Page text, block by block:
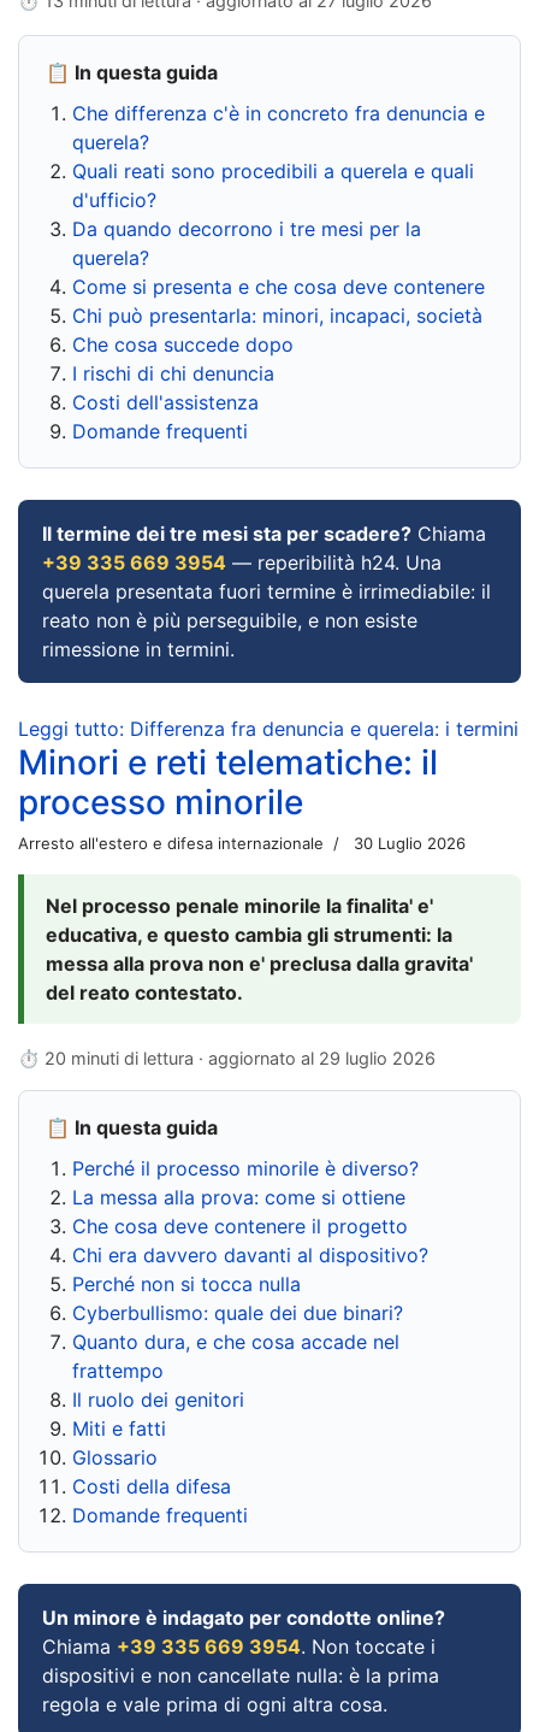
📋 In questa guida
Che differenza c'è in concreto fra denuncia e
querela?
Quali reati sono procedibili a querela e quali
d'ufficio?
Da quando decorrono i tre mesi per la
querela?
Come si presenta e che cosa deve contenere
Chi può presentarla: minori, incapaci, società
Che cosa succede dopo
I rischi di chi denuncia
Costi dell'assistenza
Domande frequenti
Il termine dei tre mesi sta per scadere? Chiama
+39 335 669 3954 — reperibilità h24. Una
querela presentata fuori termine è irrimediabile: il
reato non è più perseguibile, e non esiste
rimessione in termini.
Leggi tutto: Differenza fra denuncia e querela: i termini
Minori e reti telematiche: il
processo minorile
Arresto all'estero e difesa internazionale 30 Luglio 2026
Nel processo penale minorile la finalita' e'
educativa, e questo cambia gli strumenti: la
messa alla prova non e' preclusa dalla gravita'
del reato contestato.
⏱ 20 minuti di lettura · aggiornato al 29 luglio 2026
📋 In questa guida
Perché il processo minorile è diverso?
La messa alla prova: come si ottiene
Che cosa deve contenere il progetto
Chi era davvero davanti al dispositivo?
Perché non si tocca nulla
Cyberbullismo: quale dei due binari?
Quanto dura, e che cosa accade nel
frattempo
Il ruolo dei genitori
Miti e fatti
Glossario
Costi della difesa
Domande frequenti
Un minore è indagato per condotte online?
Chiama +39 335 669 3954. Non toccate i
dispositivi e non cancellate nulla: è la prima
regola e vale prima di ogni altra cosa.